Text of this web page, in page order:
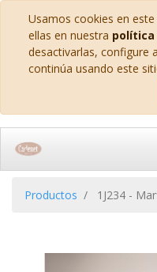
Usamos cookies en
ellas en nuestra política
desactivarlas, configure
continúa usando este
Productos 1J234 -